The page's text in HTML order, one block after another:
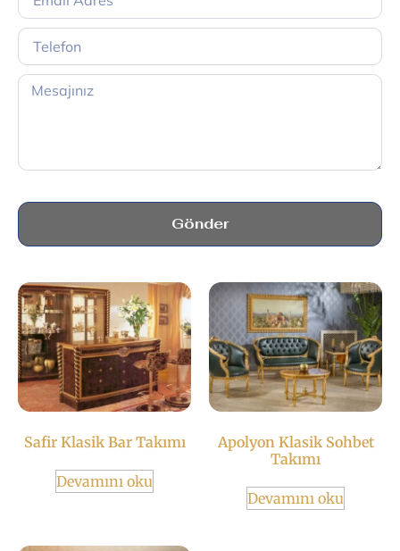
Gönder
Safir Klasik Bar Takımı
Devamını oku
Apolyon Klasik Sohbet
Takımı
Devamını oku